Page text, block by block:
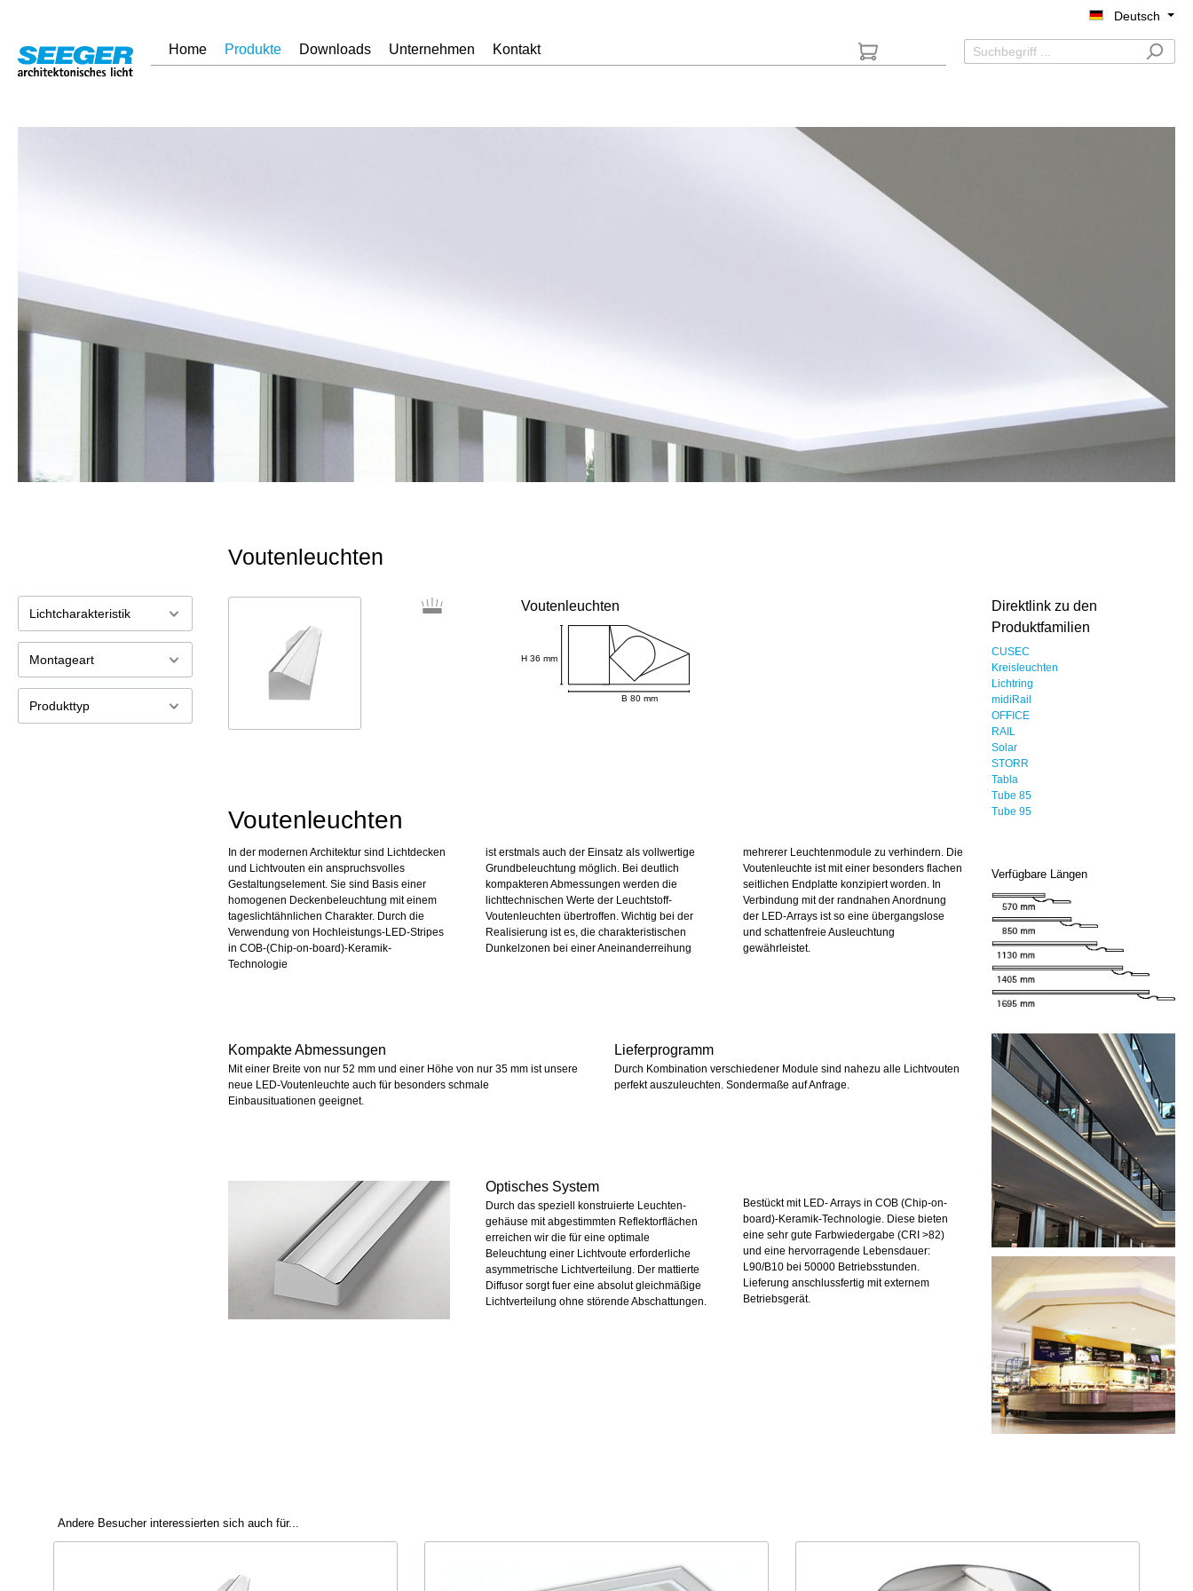
Deutsch
Home Produkte Downloads Unternehmen Kontakt
Lichtcharakteristik
Montageart
Produkttyp
Voutenleuchten
Voutenleuchten
H 36 mm
B 80 mm
Voutenleuchten
In der modernen Architektur sind Lichtdecken
und Lichtvouten ein anspruchsvolles
Gestaltungselement. Sie sind Basis einer
homogenen Deckenbeleuchtung mit einem
tageslichtähnlichen Charakter. Durch die
Verwendung von Hochleistungs-LED-Stripes
in COB-(Chip-on-board)-Keramik-
Technologie
ist erstmals auch der Einsatz als vollwertige
Grundbeleuchtung möglich. Bei deutlich
kompakteren Abmessungen werden die
lichttechnischen Werte der Leuchtstoff-
Voutenleuchten übertroffen. Wichtig bei der
Realisierung ist es, die charakteristischen
Dunkelzonen bei einer Aneinanderreihung
mehrerer Leuchtenmodule zu verhindern. Die
Voutenleuchte ist mit einer besonders flachen
seitlichen Endplatte konzipiert worden. In
Verbindung mit der randnahen Anordnung
der LED-Arrays ist so eine übergangslose
und schattenfreie Ausleuchtung
gewährleistet.
Kompakte Abmessungen
Mit einer Breite von nur 52 mm und einer Höhe von nur 35 mm ist unsere
neue LED-Voutenleuchte auch für besonders schmale
Einbausituationen geeignet.
Lieferprogramm
Durch Kombination verschiedener Module sind nahezu alle Lichtvouten
perfekt auszuleuchten. Sondermaße auf Anfrage.
Optisches System
Durch das speziell konstruierte Leuchten-
gehäuse mit abgestimmten Reflektorflächen
erreichen wir die für eine optimale
Beleuchtung einer Lichtvoute erforderliche
asymmetrische Lichtverteilung. Der mattierte
Diffusor sorgt fuer eine absolut gleichmäßige
Lichtverteilung ohne störende Abschattungen.
Bestückt mit LED- Arrays in COB (Chip-on-
board)-Keramik-Technologie. Diese bieten
eine sehr gute Farbwiedergabe (CRI >82)
und eine hervorragende Lebensdauer:
L90/B10 bei 50000 Betriebsstunden.
Lieferung anschlussfertig mit externem
Betriebsgerät.
Direktlink zu den
Produktfamilien
CUSEC
Kreisleuchten
Lichtring
midiRail
OFFICE
RAIL
Solar
STORR
Tabla
Tube 85
Tube 95
Verfügbare Längen
Andere Besucher interessierten sich auch für...